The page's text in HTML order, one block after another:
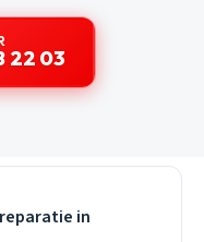
22 03
in